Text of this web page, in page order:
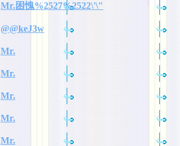
Mr.困愧%2527%2522\'\"
@@keJ3w
Mr.
Mr.
Mr.
Mr.
Mr.